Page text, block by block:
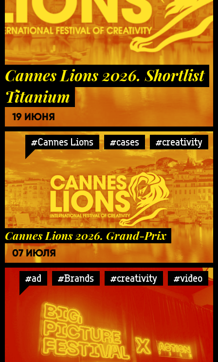
Cannes Lions 2026. Shortlist
Titanium
19 ИЮНЯ
#Cannes Lions #cases #creativity
Cannes Lions 2026. Grand-Prix
07 ИЮЛЯ
#ad #Brands #creativity #video